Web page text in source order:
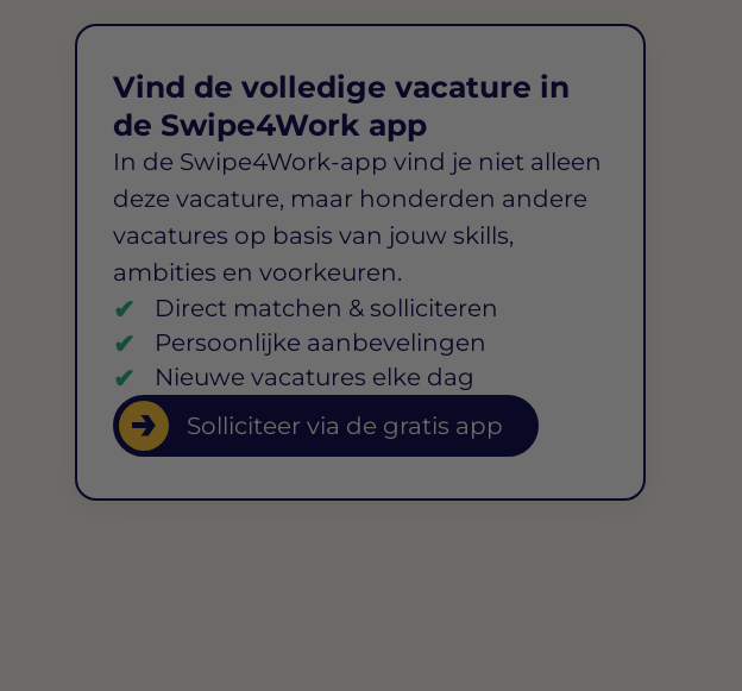
Vind de volledige vacature in
de Swipe4Work app
In de Swipe4Work-app vind je niet alleen
deze vacature, maar honderden andere
vacatures op basis van jouw skills,
ambities en voorkeuren.
Direct matchen & solliciteren
Persoonlijke aanbevelingen
Nieuwe vacatures elke dag
Solliciteer via de gratis app